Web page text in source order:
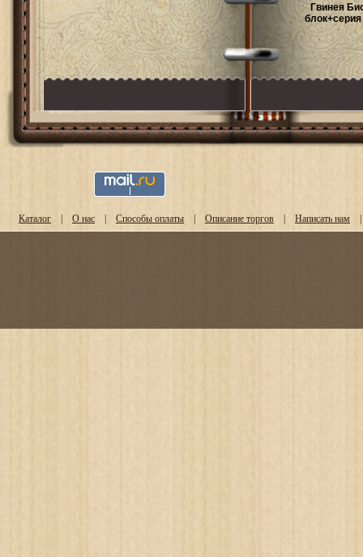
Гвинея
блок+серия
Каталог | О нас | Способы оплаты | Описание торгов | Написать нам |